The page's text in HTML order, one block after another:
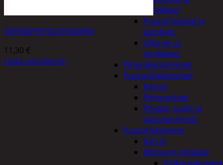
tarvikkeet
Puutarhavajat ja
katokset
Ulko-wc ja
tarvikkeet
Piharakentaminen
Puutarhakalusteet
Keinut
Pehmusteet
Pöydät, tuolit ja
kalusteryhmät
Puutarhakoneet
Kärryt
Metsurin työkalut
SÄHKÖPIHTI/LIITINSARJA
11,30 €
Lisää ostoskoriin